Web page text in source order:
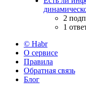
2
1
© Habr
О сервисе
Правила
Обратная связь
Блог